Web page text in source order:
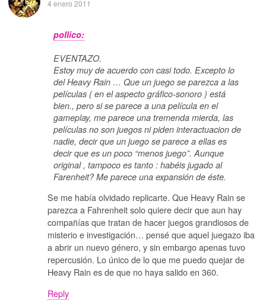
4 enero 2011
pollico:
EVENTAZO.
Estoy muy de acuerdo con casi todo. Excepto lo
del Heavy Rain … Que un juego se parezca a las
películas ( en el aspecto gráfico-sonoro ) está
bien., pero si se parece a una película en el
gameplay, me parece una tremenda mierda, las
películas no son juegos ni piden interactuacion de
nadie, decir que un juego se parece a ellas es
decir que es un poco “menos juego”. Aunque
original , tampoco es tanto : habéis jugado al
Farenheit? Me parece una expansión de éste.
Se me había olvidado replicarte. Que Heavy Rain se
parezca a Fahrenheit solo quiere decir que aun hay
compañías que tratan de hacer juegos grandiosos de
misterio e investigación… pensé que aquel juegazo iba
a abrir un nuevo género, y sin embargo apenas tuvo
repercusión. Lo único de lo que me puedo quejar de
Heavy Rain es de que no haya salido en 360.
Reply